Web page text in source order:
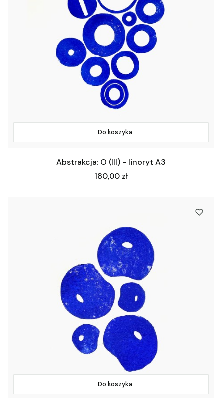
Do koszyka
Abstrakcja: O (III) - linoryt A3
Cena
180,00 zł
Do koszyka